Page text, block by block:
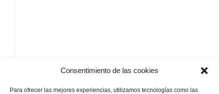
Consentimiento de las cookies
Para ofrecer las mejores experiencias, utilizamos tecnologías como las